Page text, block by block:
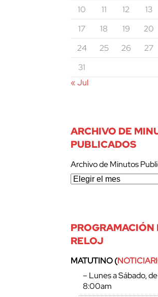
10
11 12 13
17
18 19 20
24
25 26 27
31
« Jul
ARCHIVO DE
PUBLICADOS
Archivo de Minutos
PROGRAMACIÓN
RELOJ
MATUTINO (
– Lunes a Sábado,
8:00am